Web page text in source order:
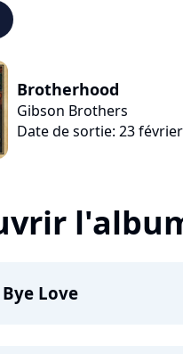
Brotherhood
Gibson Brothers
Date de sortie: 23
Love